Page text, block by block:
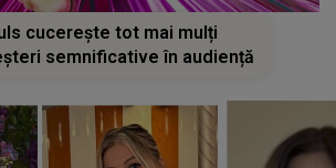
cucerește tot mai mulți
semnificative în audiență